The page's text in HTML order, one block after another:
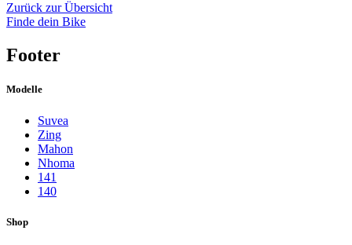
Zurück zur Übersicht
Finde dein Bike
Footer
Modelle
Suvea
Zing
Mahon
Nhoma
141
140
Shop